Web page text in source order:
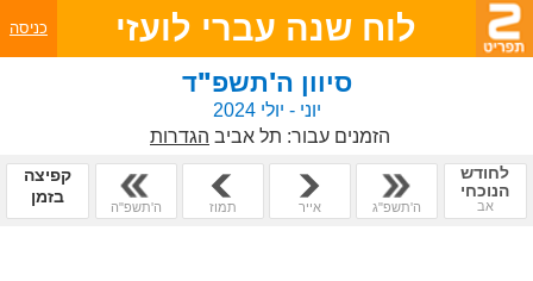
לוח שנה עברי לועזי כניסה
סיוון ה'תשפ"ד
יוני - יולי 2024
הזמנים עבור: תל אביב הגדרות
לחודש
הנוכחי
אב ה'תשפ"ג אייר תמוז ה'תשפ"ה
קפיצה
בזמן